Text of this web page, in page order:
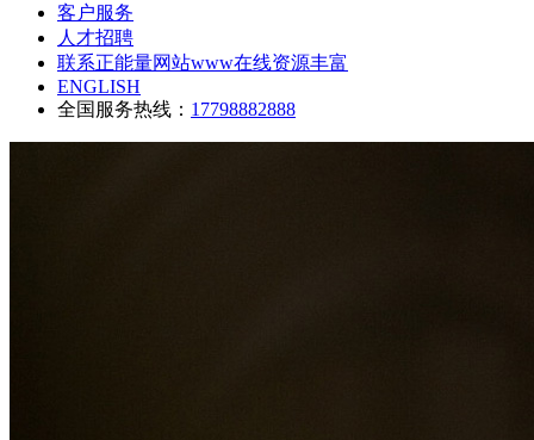
客户服务
人才招聘
联系正能量网站www在线资源丰富
ENGLISH
全国服务热线： 17798882888